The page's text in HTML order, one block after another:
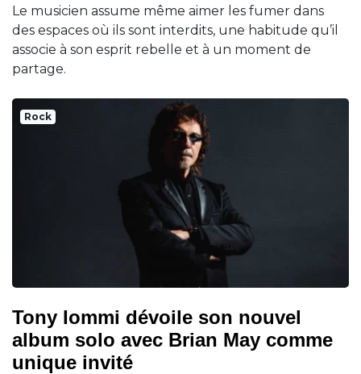
Le musicien assume même aimer les fumer dans
des espaces où ils sont interdits, une habitude qu’il
associe à son esprit rebelle et à un moment de
partage.
Rock
Tony Iommi dévoile son nouvel
album solo avec Brian May comme
unique invité